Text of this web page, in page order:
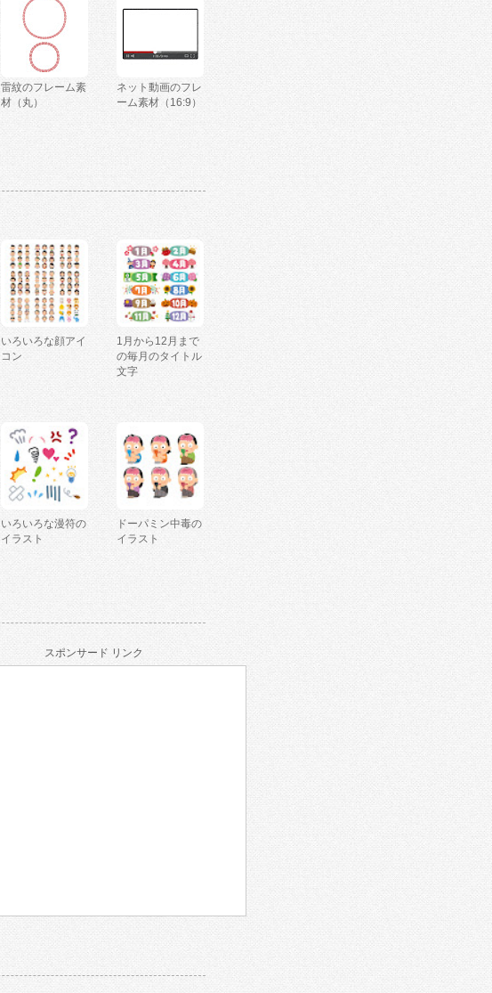
雷紋のフレーム素
材（丸）
ネット動画のフレ
ーム素材（16:9）
いろいろな顔アイ
コン
1月から12月まで
の毎月のタイトル
文字
いろいろな漫符の
イラスト
ドーパミン中毒の
イラスト
スポンサード リンク